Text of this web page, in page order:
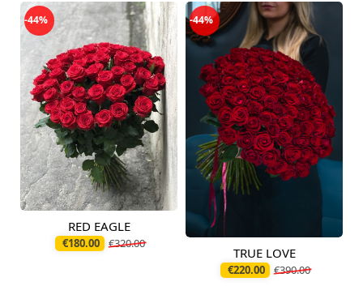
-44%
Доступно сегодня
RED EAGLE
€180.00 €320.00
-44%
Доступно сегодня
TRUE LOVE
€220.00 €390.00